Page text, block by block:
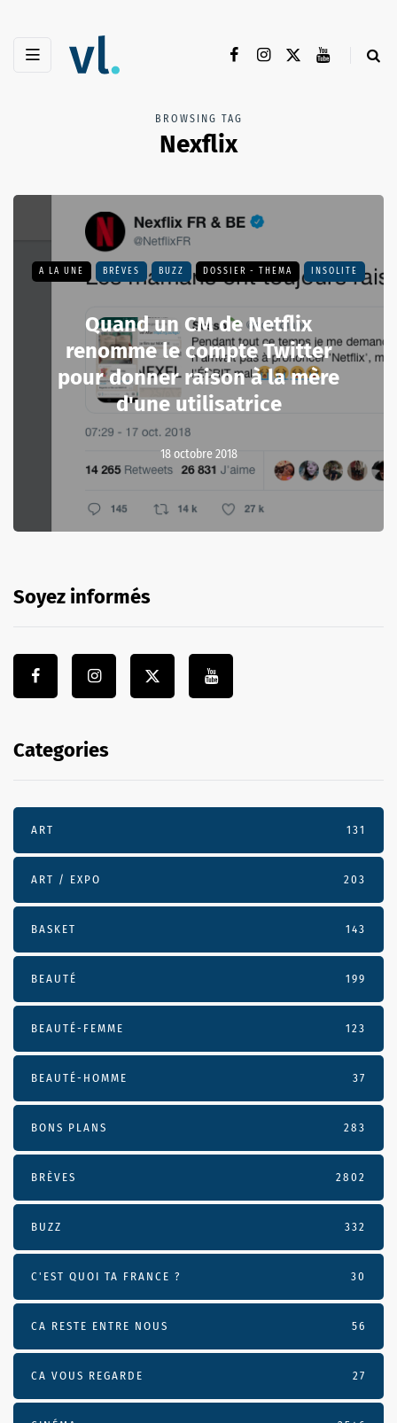
BROWSING TAG
Nexflix
A LA UNE BRÈVES BUZZ DOSSIER - THEMA INSOLITE
Quand un CM de Netflix
renomme le compte Twitter
pour donner raison à la mère
d'une utilisatrice
18 octobre 2018
Soyez informés
Categories
ART 131
ART / EXPO 203
BASKET 143
BEAUTÉ 199
BEAUTÉ-FEMME 123
BEAUTÉ-HOMME 37
BONS PLANS 283
BRÈVES 2802
BUZZ 332
C'EST QUOI TA FRANCE ? 30
CA RESTE ENTRE NOUS 56
CA VOUS REGARDE 27